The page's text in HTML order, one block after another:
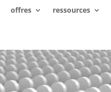
offres ressources